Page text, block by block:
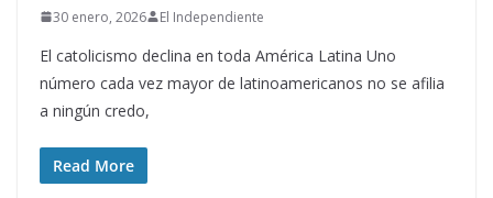
30 enero, 2026 El Independiente
El catolicismo declina en toda América Latina Uno
número cada vez mayor de latinoamericanos no se afilia
a ningún credo,
Read More